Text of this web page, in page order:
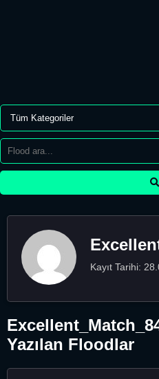
Kayıt Tarihi:
Yazılan Floodlar